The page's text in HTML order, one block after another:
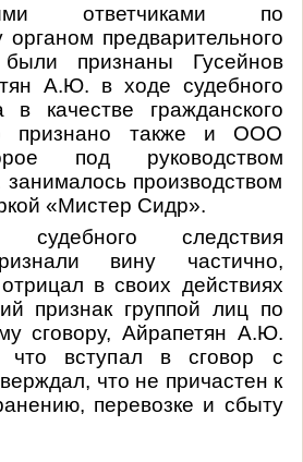
ответчиками по
органом предварительного
были признаны Гусейнов
А.Ю. в ходе судебного
в качестве гражданского
признано также и ООО
под руководством
производством
«Мистер Сидр».
следствия
вину частично,
в своих действиях
признак группой лиц по
сговору, Айрапетян А.Ю.
что вступал в сговор с
что не причастен к
перевозке и сбыту